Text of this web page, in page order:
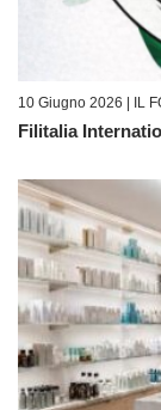
10 Giugno 2026 | IL
Filitalia